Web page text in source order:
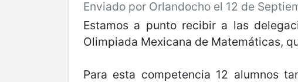
Enviado por Orlandocho el 12 de
Estamos a punto recibir a las
Olimpiada Mexicana de Matemáticas,
Para esta competencia 12 alumnos